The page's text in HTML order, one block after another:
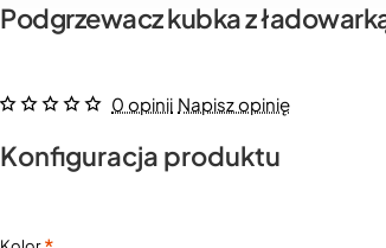
Podgrzewacz kubka z
0 opinii Napisz opinię
Konfiguracja produktu